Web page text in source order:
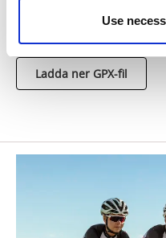
Use
Kartan laddar du enkelt
Ladda ner GPX-fil